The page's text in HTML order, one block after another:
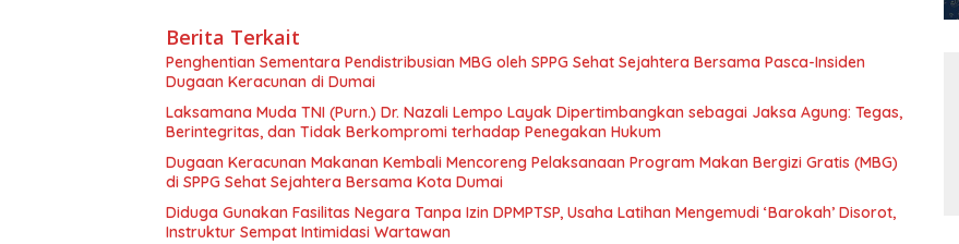
Berita Terkait
Penghentian Sementara Pendistribusian MBG oleh SPPG Sehat Sejahtera Bersama Pasca-Insiden
Dugaan Keracunan di Dumai
Laksamana Muda TNI (Purn.) Dr. Nazali Lempo Layak Dipertimbangkan sebagai Jaksa Agung: Tegas,
Berintegritas, dan Tidak Berkompromi terhadap Penegakan Hukum
Dugaan Keracunan Makanan Kembali Mencoreng Pelaksanaan Program Makan Bergizi Gratis (MBG)
di SPPG Sehat Sejahtera Bersama Kota Dumai
Diduga Gunakan Fasilitas Negara Tanpa Izin DPMPTSP, Usaha Latihan Mengemudi ‘Barokah’ Disorot,
Instruktur Sempat Intimidasi Wartawan